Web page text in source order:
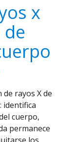
x
rayos X de
identifica
cuerpo,
permanece